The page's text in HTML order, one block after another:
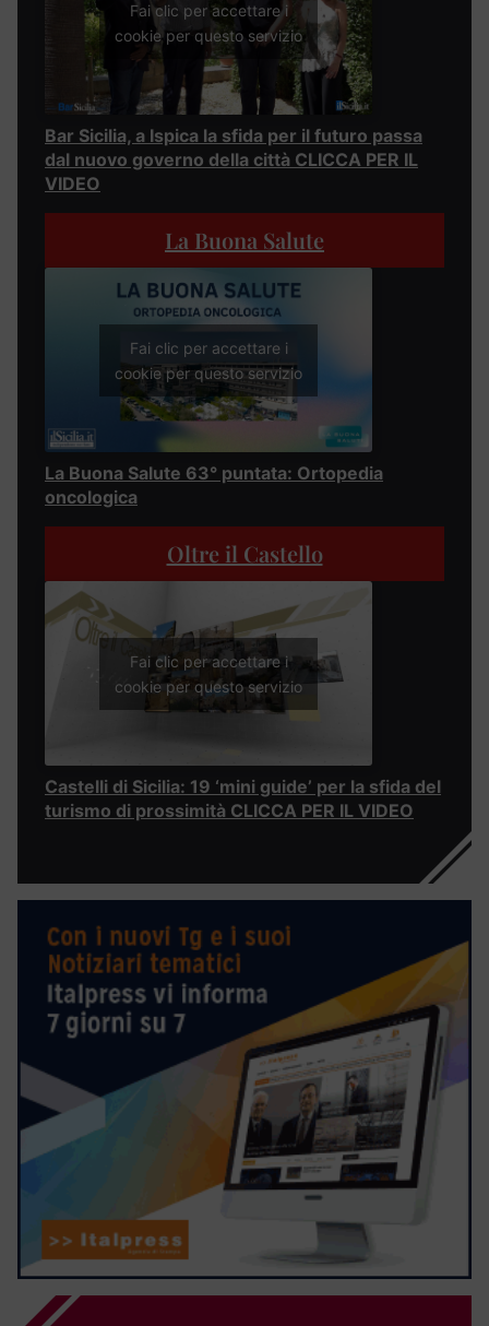
Fai clic per accettare i
cookie per questo servizio
Bar Sicilia, a Ispica la sfida per il futuro passa
dal nuovo governo della città CLICCA PER IL
VIDEO
La Buona Salute
Fai clic per accettare i
cookie per questo servizio
La Buona Salute 63° puntata: Ortopedia
oncologica
Oltre il Castello
Fai clic per accettare i
cookie per questo servizio
Castelli di Sicilia: 19 ‘mini guide’ per la sfida del
turismo di prossimità CLICCA PER IL VIDEO